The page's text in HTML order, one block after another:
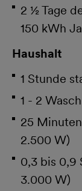
2 ½ Tage
150 kWh
Haushalt
1 Stunde
1 - 2
25
2.500 W)
0,3 bis 0,9
3.000 W)